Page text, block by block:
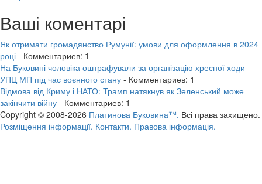
Ваші коментарі
Як отримати громадянство Румунії: умови для оформлення в 2024
році - Комментариев: 1
На Буковині чоловіка оштрафували за організацію хресної ходи
УПЦ МП під час воєнного стану - Комментариев: 1
Відмова від Криму і НАТО: Трамп натякнув як Зеленський може
закінчити війну - Комментариев: 1
Copyright © 2008-2026 Платинова Буковина™. Всі права захищено.
Розміщення інформації. Контакти. Правова інформація.